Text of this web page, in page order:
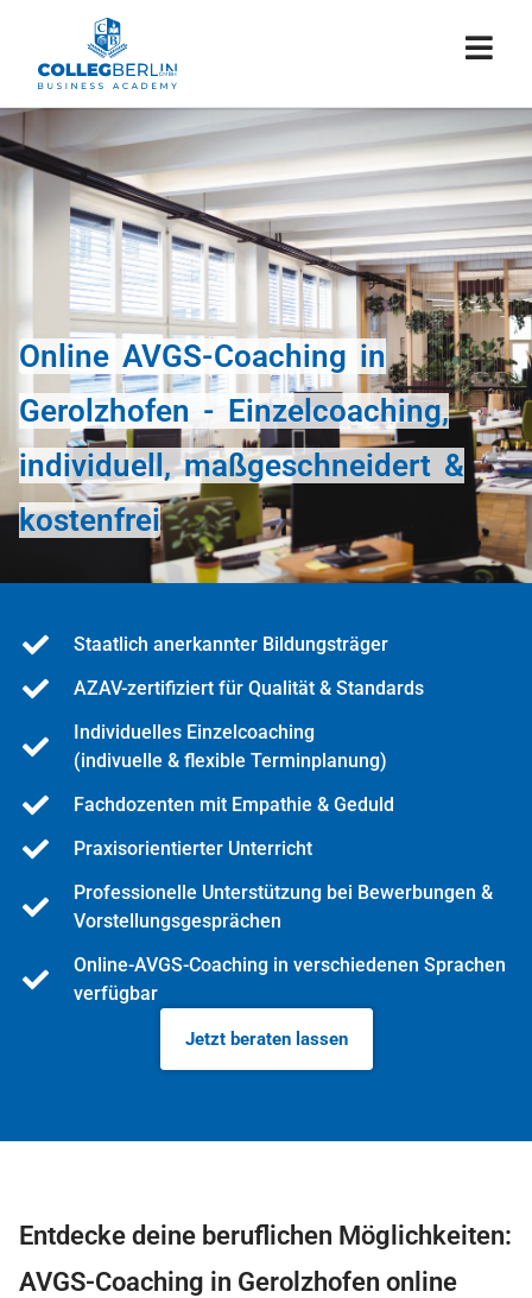
Online AVGS-Coaching in
Gerolzhofen - Einzelcoaching,
individuell, maßgeschneidert &
kostenfrei
Staatlich anerkannter Bildungsträger
AZAV-zertifiziert für Qualität & Standards
Individuelles Einzelcoaching
(indivuelle & flexible Terminplanung)
Fachdozenten mit Empathie & Geduld
Praxisorientierter Unterricht
Professionelle Unterstützung bei Bewerbungen &
Vorstellungsgesprächen
Online-AVGS-Coaching in verschiedenen Sprachen
verfügbar
Jetzt beraten lassen
Entdecke deine beruflichen Möglichkeiten:
AVGS-Coaching in Gerolzhofen online